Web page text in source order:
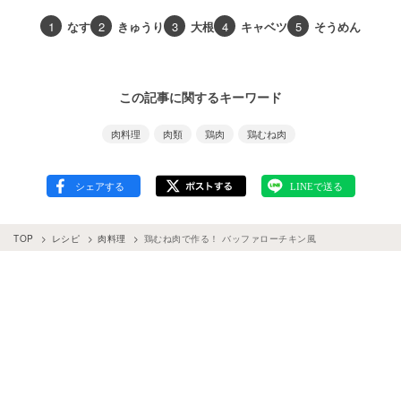
1 なす 2 きゅうり 3 大根 4 キャベツ 5 そうめん
この記事に関するキーワード
肉料理 肉類 鶏肉 鶏むね肉
TOP レシピ 肉料理 鶏むね肉で作る！ バッファローチキン風